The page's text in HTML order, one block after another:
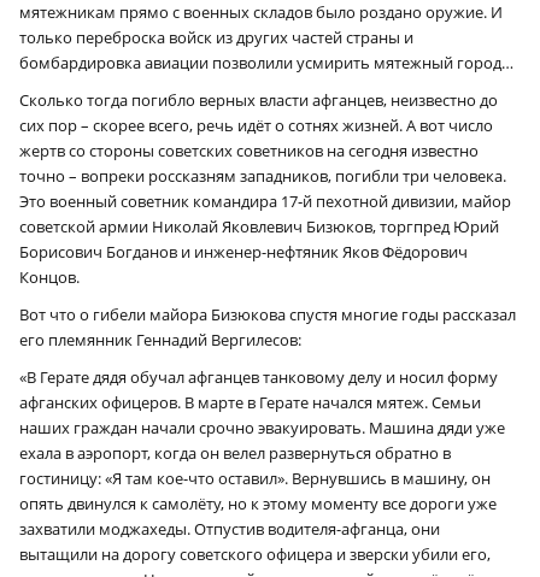
мятежникам прямо с военных складов было роздано оружие. И
только переброска войск из других частей страны и
бомбардировка авиации позволили усмирить мятежный город…
Сколько тогда погибло верных власти афганцев, неизвестно до
сих пор – скорее всего, речь идёт о сотнях жизней. А вот число
жертв со стороны советских советников на сегодня известно
точно – вопреки россказням западников, погибли три человека.
Это военный советник командира 17‑й пехотной дивизии, майор
советской армии Николай Яковлевич Бизюков, торгпред Юрий
Борисович Богданов и инженер-нефтяник Яков Фёдорович
Концов.
Вот что о гибели майора Бизюкова спустя многие годы рассказал
его племянник Геннадий Вергилесов:
«В Герате дядя обучал афганцев танковому делу и носил форму
афганских офицеров. В марте в Герате начался мятеж. Семьи
наших граждан начали срочно эвакуировать. Машина дяди уже
ехала в аэропорт, когда он велел развернуться обратно в
гостиницу: «Я там кое-что оставил». Вернувшись в машину, он
опять двинулся к самолёту, но к этому моменту все дороги уже
захватили моджахеды. Отпустив водителя-афганца, они
вытащили на дорогу советского офицера и зверски убили его,